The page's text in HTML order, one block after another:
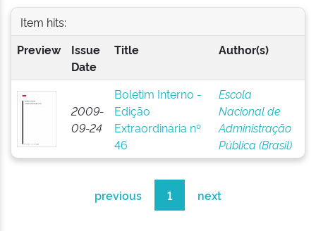
Item hits:
Preview
Issue
Date
Title Author(s)
2009-
09-24
Boletim Interno -
Edição
Extraordinária nº
46
Escola
Nacional de
Administração
Pública (Brasil)
previous 1 next